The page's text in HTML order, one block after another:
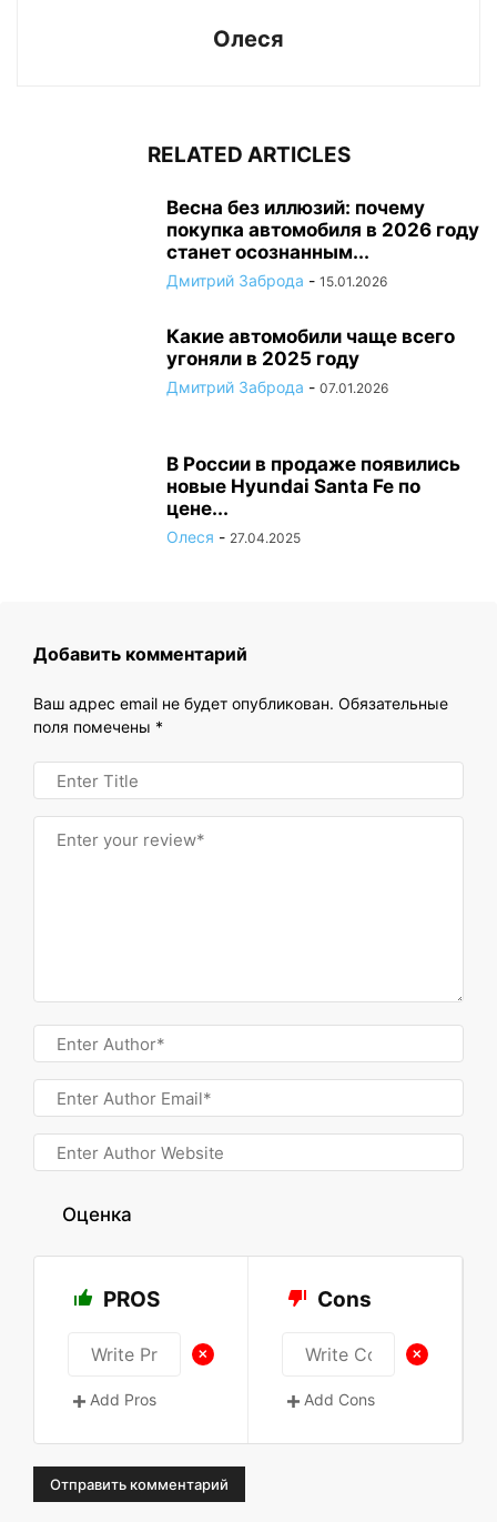
Олеся
RELATED ARTICLES
Весна без иллюзий: почему
покупка автомобиля в 2026 году
станет осознанным...
Дмитрий Заброда - 15.01.2026
Какие автомобили чаще всего
угоняли в 2025 году
Дмитрий Заброда - 07.01.2026
В России в продаже появились
новые Hyundai Santa Fe по
цене...
Олеся - 27.04.2025
Добавить комментарий
Ваш адрес email не будет опубликован. Обязательные
поля помечены *
Оценка
PROS
+
Add Pros
Cons
+
Add Cons